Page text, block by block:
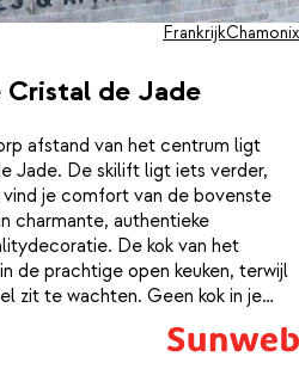
Cristal de Jade
FrankrijkChamonix
afstand van het centrum ligt
Jade. De skilift ligt iets verder,
je comfort van de bovenste
charmante, authentieke
De kok van het
de prachtige open keuken, terwijl
zit te wachten. Geen kok in je
raclette grill of fondueset lenen of
ontdekken.Nog energie voor